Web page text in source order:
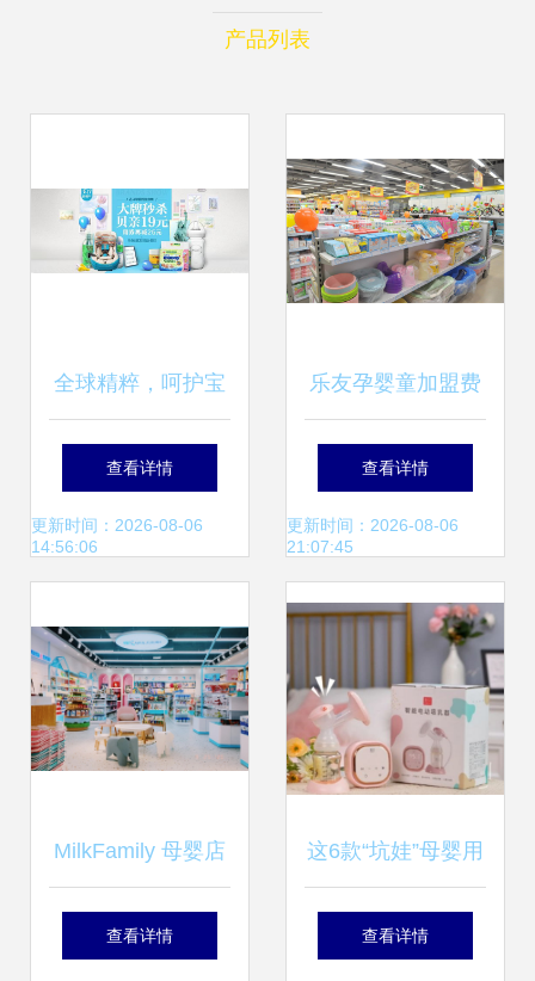
产品列表
全球精粹，呵护宝
贝 进口母婴用品专
场精选
查看详情
更新时间：2026-08-06
14:56:06
乐友孕婴童加盟费
用分析 投资母婴用
品店的关键信息
查看详情
更新时间：2026-08-06
21:07:45
MilkFamily 母婴店
那些你不了解的事
查看详情
这6款“坑娃”母婴用
品居然还有人买？
查看详情